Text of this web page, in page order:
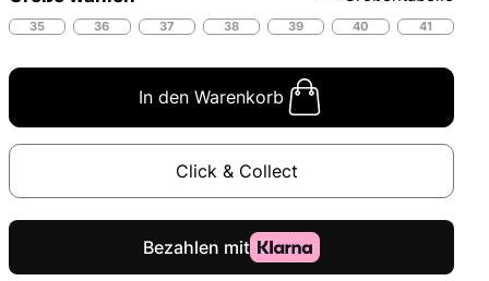
35 36 37 38 39 40 41
In den Warenkorb
Click & Collect